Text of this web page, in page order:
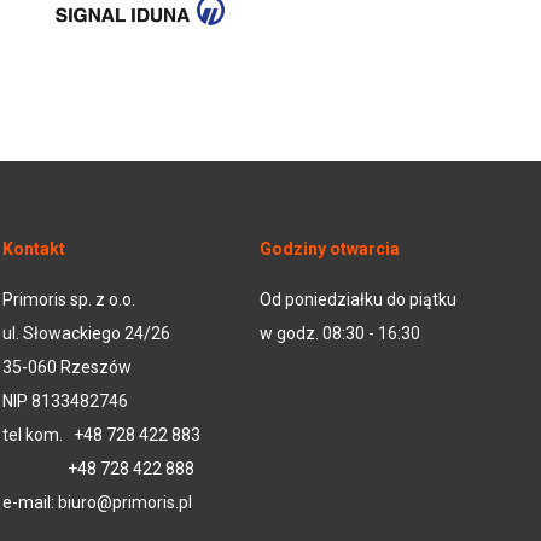
Kontakt
Primoris sp. z o.o.
ul. Słowackiego 24/26
35-060 Rzeszów
NIP 8133482746
tel kom. +48 728 422 883
+48 728 422 888
e-mail: biuro@primoris.pl
Godziny otwarcia
Od poniedziałku do piątku
w godz. 08:30 - 16:30